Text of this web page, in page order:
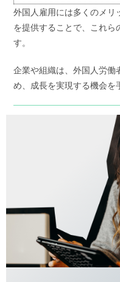
外国人雇用には多くのメリ
を提供することで、これら
す。
企業や組織は、外国人労働
め、成長を実現する機会を